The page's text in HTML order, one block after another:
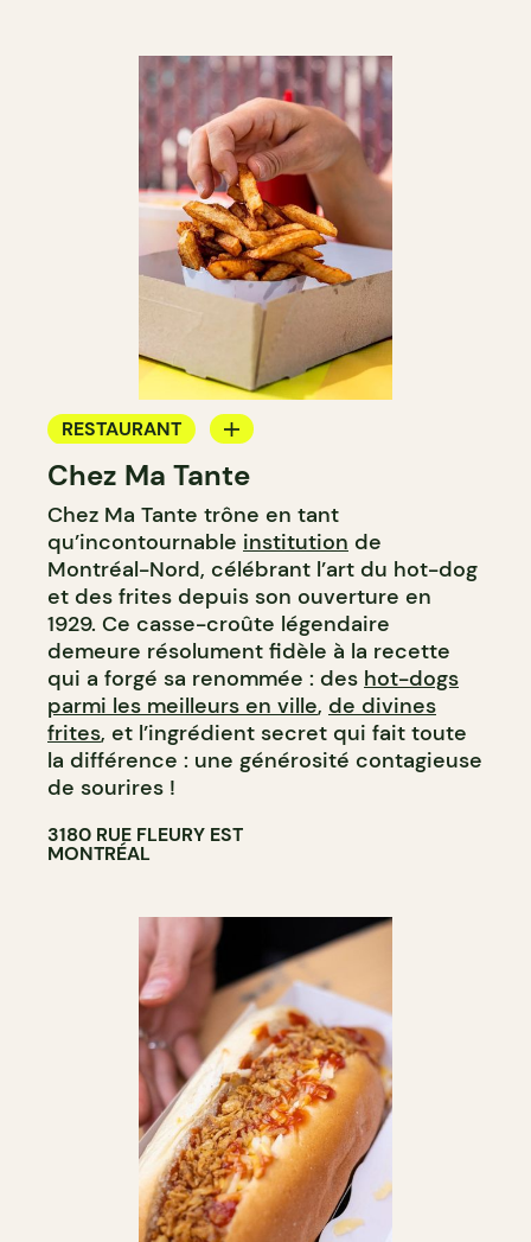
RESTAURANT
COMPTOIR
Chez Ma Tante
Chez Ma Tante trône en tant
qu’incontournable institution de
Montréal-Nord, célébrant l’art du hot-dog
et des frites depuis son ouverture en
1929. Ce casse-croûte légendaire
demeure résolument fidèle à la recette
qui a forgé sa renommée : des hot-dogs
parmi les meilleurs en ville, de divines
frites, et l’ingrédient secret qui fait toute
la différence : une générosité contagieuse
de sourires !
3180 RUE FLEURY EST
MONTRÉAL